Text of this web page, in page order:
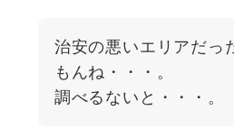
治安の悪いエリアだっ
もんね・・・。
調べるないと・・・。